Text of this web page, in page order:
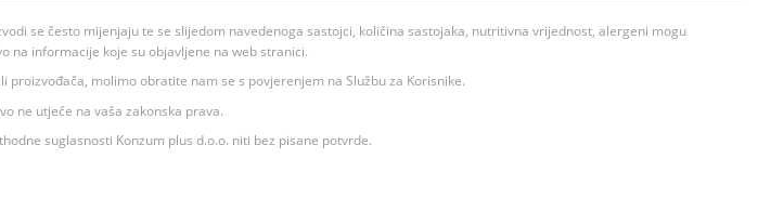
se često mijenjaju te se slijedom navedenoga sastojci, količina sastojaka, nutritivna vrijednost, alergeni mogu
na informacije koje su objavljene na web stranici.
molimo obratite nam se s povjerenjem na Službu za Korisnike.
ne utječe na vaša zakonska prava.
suglasnosti Konzum plus d.o.o. niti bez pisane potvrde.